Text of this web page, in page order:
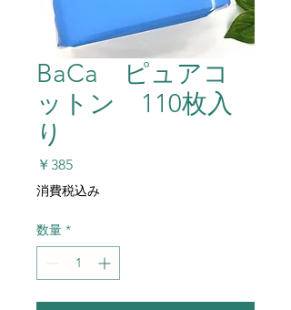
BaCa ピュアコ
ットン 110枚入
り
￥385価
格
消費税込み
数量 *